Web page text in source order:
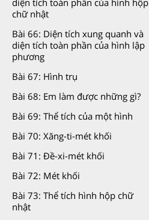
diện tích toàn phần của hình hộp
chữ nhật
Bài 66: Diện tích xung quanh và
diện tích toàn phần của hình lập
phương
Bài 67: Hình trụ
Bài 68: Em làm được những gì?
Bài 69: Thể tích của một hình
Bài 70: Xăng-ti-mét khối
Bài 71: Đề-xi-mét khối
Bài 72: Mét khối
Bài 73: Thể tích hình hộp chữ
nhật